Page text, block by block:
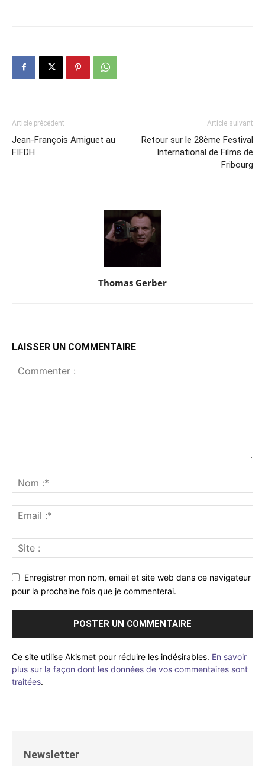
Article précédent
Jean-François Amiguet au
FIFDH
Article suivant
Retour sur le 28ème Festival
International de Films de
Fribourg
Thomas Gerber
LAISSER UN COMMENTAIRE
Enregistrer mon nom, email et site web dans ce navigateur
pour la prochaine fois que je commenterai.
Ce site utilise Akismet pour réduire les indésirables. En savoir
plus sur la façon dont les données de vos commentaires sont
traitées.
Newsletter